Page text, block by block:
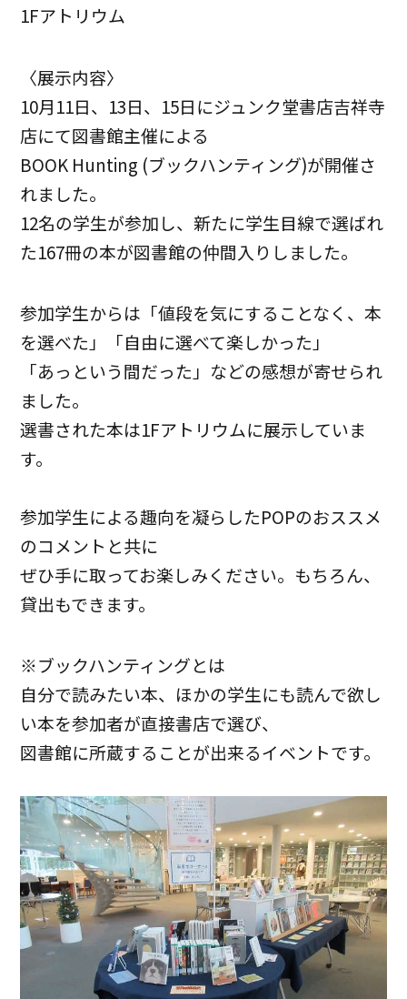
1Fアトリウム
〈展示内容〉
10月11日、13日、15日にジュンク堂書店吉祥寺
店にて図書館主催による
BOOK Hunting (ブックハンティング)が開催さ
れました。
12名の学生が参加し、新たに学生目線で選ばれ
た167冊の本が図書館の仲間入りしました。
参加学生からは「値段を気にすることなく、本
を選べた」「自由に選べて楽しかった」
「あっという間だった」などの感想が寄せられ
ました。
選書された本は1Fアトリウムに展示していま
す。
参加学生による趣向を凝らしたPOPのおススメ
のコメントと共に
ぜひ手に取ってお楽しみください。もちろん、
貸出もできます。
※ブックハンティングとは
自分で読みたい本、ほかの学生にも読んで欲し
い本を参加者が直接書店で選び、
図書館に所蔵することが出来るイベントです。